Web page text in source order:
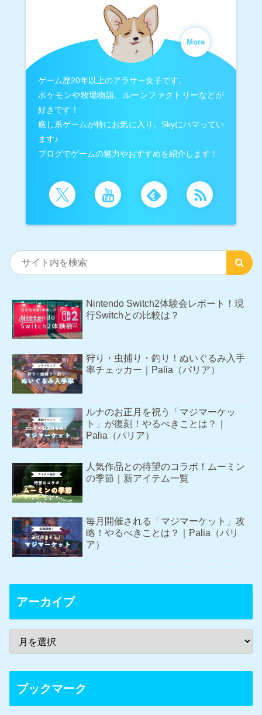
More
ゲーム歴20年以上のアラサー女子です。
ポケモンや牧場物語、ルーンファクトリーなどが
好きです！
癒し系ゲームが特にお気に入り。Skyにハマってい
ます♪
ブログでゲームの魅力やおすすめを紹介します！
Nintendo Switch2体験会レポート！現
行Switchとの比較は？
狩り・虫捕り・釣り！ぬいぐるみ入手
率チェッカー｜Palia（パリア）
ルナのお正月を祝う「マジマーケッ
ト」が復刻！やるべきことは？｜
Palia（パリア）
人気作品との待望のコラボ！ムーミン
の季節｜新アイテム一覧
毎月開催される「マジマーケット」攻
略！やるべきことは？｜Palia（パリ
ア）
アーカイブ
ブックマーク